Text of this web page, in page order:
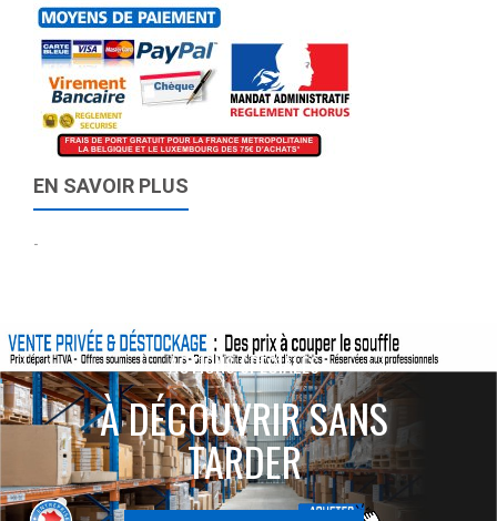
EN SAVOIR PLUS
-
ACTIONS SPÉCIALES
À DÉCOUVRIR SANS
TARDER